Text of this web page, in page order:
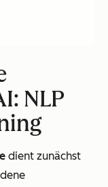
NLP
dient zunächst